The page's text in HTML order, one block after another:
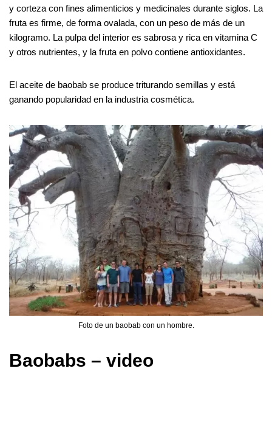
y corteza con fines alimenticios y medicinales durante siglos. La
fruta es firme, de forma ovalada, con un peso de más de un
kilogramo. La pulpa del interior es sabrosa y rica en vitamina C
y otros nutrientes, y la fruta en polvo contiene antioxidantes.
El aceite de baobab se produce triturando semillas y está
ganando popularidad en la industria cosmética.
Foto de un baobab con un hombre.
Baobabs – video